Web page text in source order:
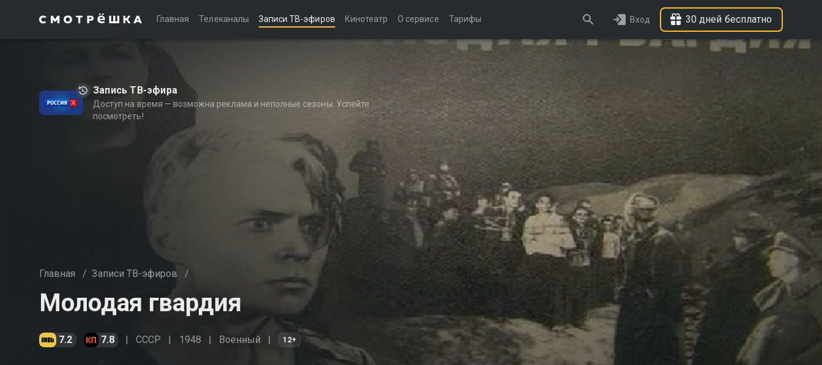
Главная Телеканалы Записи ТВ-эфиров Кинотеатр О сервисе Тарифы Вход 30 дней бесплатно
Запись ТВ-эфира
Доступ на время — возможна реклама и неполные сезоны. Успейте
посмотреть!
Главная / Записи ТВ-эфиров /
Молодая гвардия
7.2 7.8 СССР 1948 Военный 12+